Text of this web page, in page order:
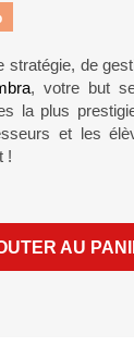
stratégie, de
, votre but
la plus
et les
!
AU